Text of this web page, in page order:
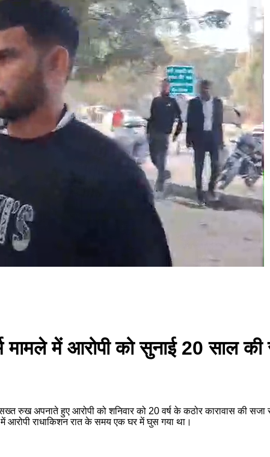
मामले में आरोपी को सुनाई 20 साल
रुख अपनाते हुए आरोपी को शनिवार को 20 वर्ष के कठोर कारावास की
राधाकिशन रात के समय एक घर में घुस गया था।